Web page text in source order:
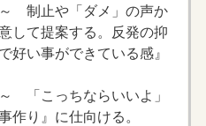
制止や「ダメ」の声か
して提案する。反発の抑
好い事ができている感』
「こっちならいいよ」
作り』に仕向ける。